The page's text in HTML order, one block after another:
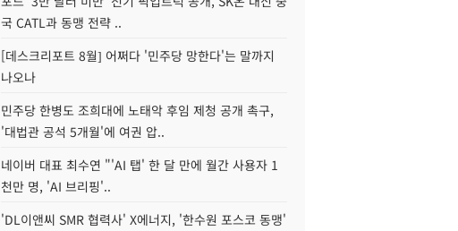
국 CATL과 동맹 전략 ..
[데스크리포트 8월] 어쩌다 '민주당 망한다'는 말까지
나오나
민주당 한병도 조희대에 노태악 후임 제청 공개 촉구,
'대법관 공석 5개월'에 여권 압..
네이버 대표 최수연 "'AI 탭' 한 달 만에 월간 사용자 1
천만 명, 'AI 브리핑'..
'DL이앤씨 SMR 협력사' X에너지, '한수원 포스코 동맹'